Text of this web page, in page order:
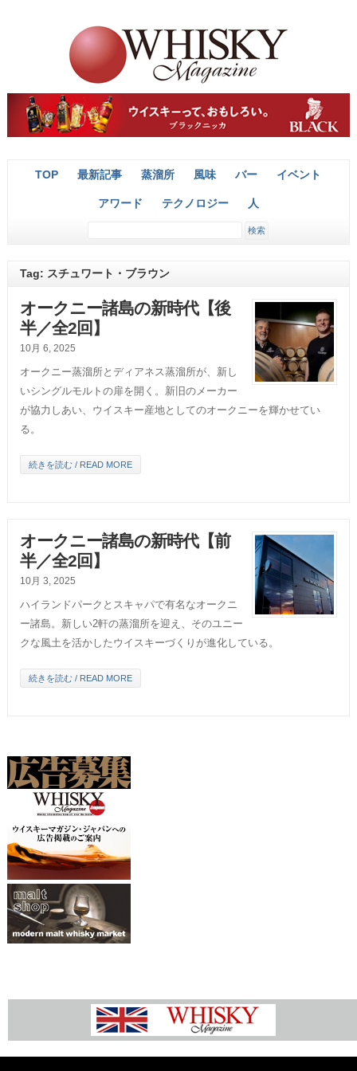
TOP 最新記事 蒸溜所 風味 バー イベント
アワード テクノロジー 人
Tag: スチュワート・ブラウン
オークニー諸島の新時代【後
半／全2回】
10月 6, 2025
オークニー蒸溜所とディアネス蒸溜所が、新し
いシングルモルトの扉を開く。新旧のメーカー
が協力しあい、ウイスキー産地としてのオークニーを輝かせてい
る。
続きを読む / READ MORE
オークニー諸島の新時代【前
半／全2回】
10月 3, 2025
ハイランドパークとスキャパで有名なオークニ
ー諸島。新しい2軒の蒸溜所を迎え、そのユニー
クな風土を活かしたウイスキーづくりが進化している。
続きを読む / READ MORE